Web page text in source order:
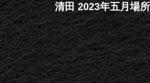
清田 2023年五月場